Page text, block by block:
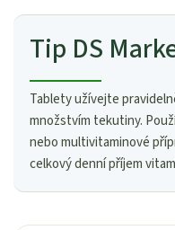
Tip DS
Tablety užívejte
množstvím tekutiny.
nebo multivitaminové
celkový denní příjem